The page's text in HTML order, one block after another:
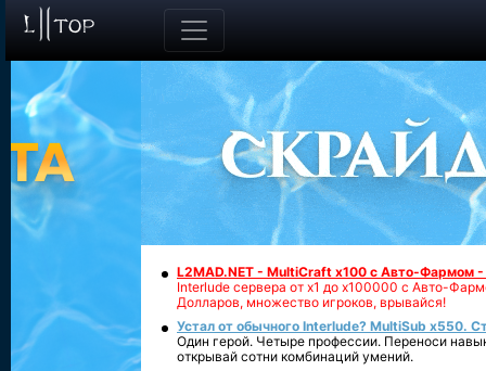
L2MAD.NET - MultiCraft x100 с Авто-Фармом
Interlude сервера от х1 до х100000 с Авто-
Долларов, множество игроков, врывайся!
Устал от обычного Interlude? MultiSub x550.
Один герой. Четыре профессии. Переноси
открывай сотни комбинаций умений.